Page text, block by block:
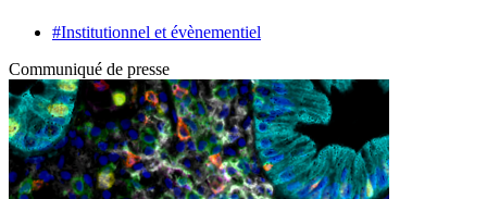
#Institutionnel et évènementiel
Communiqué de presse